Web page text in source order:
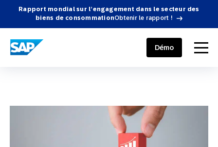
Rapport mondial sur l’engagement dans le secteur des
biens de consommationObtenir le rapport !
SAP ENGAGEMENT CLOUD menu
Démo